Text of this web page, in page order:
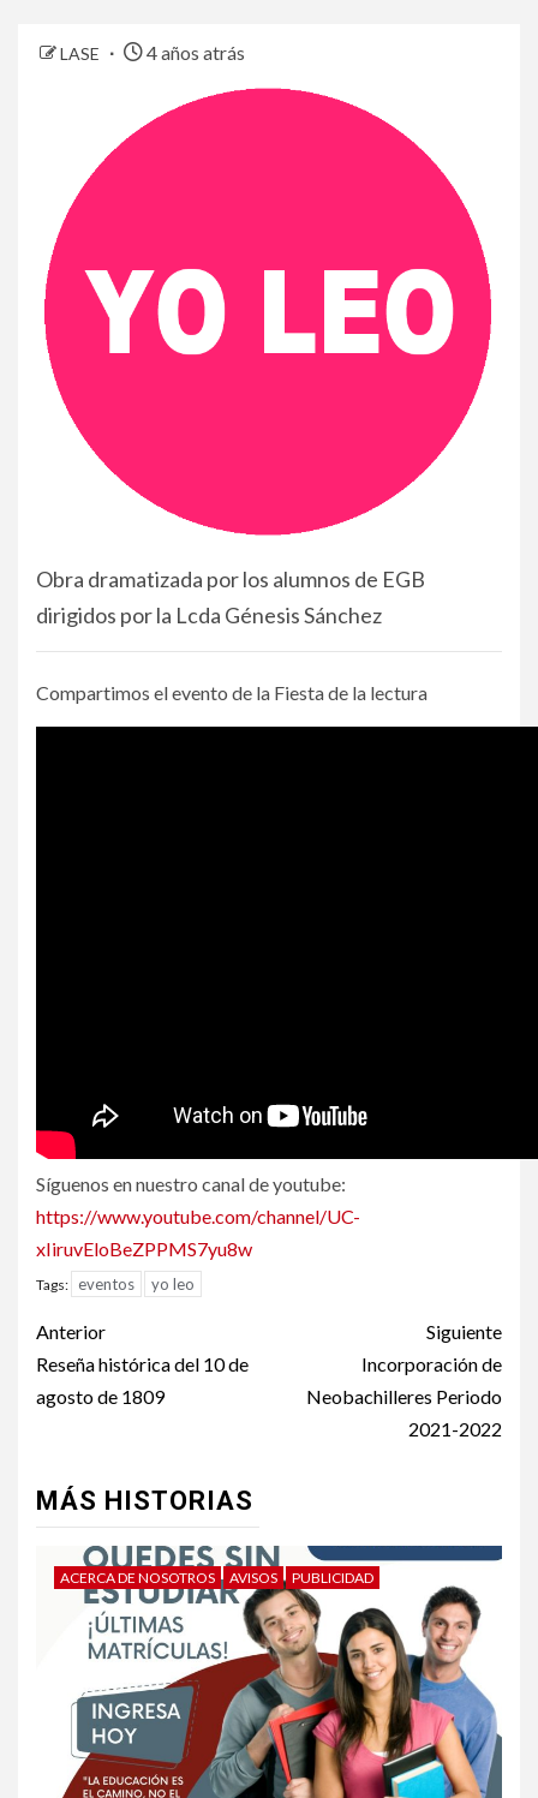
LASE 4 años atrás
Obra dramatizada por los alumnos de EGB
dirigidos por la Lcda Génesis Sánchez
Compartimos el evento de la Fiesta de la lectura
Síguenos en nuestro canal de youtube:
https://www.youtube.com/channel/UC-
xIiruvEloBeZPPMS7yu8w
Tags: eventos yo leo
Post
navigation
Anterior
Reseña histórica del 10 de
agosto de 1809
Siguiente
Incorporación de
Neobachilleres Periodo
2021-2022
MÁS HISTORIAS
ACERCA DE NOSOTROS AVISOS PUBLICIDAD